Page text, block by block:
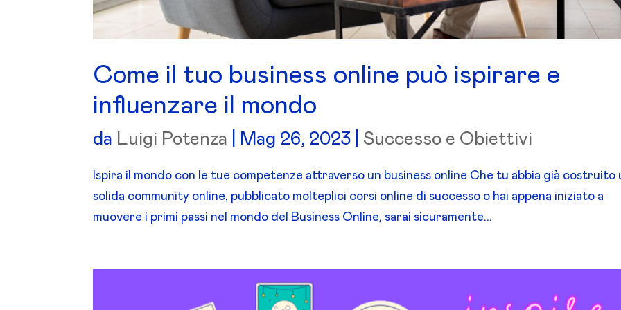
Come il tuo business online può ispirare e
influenzare il mondo
da Luigi Potenza Mag 26, 2023 |Successo e Obiettivi
Ispira il mondo con le tue competenze attraverso un business online Che tu abbia già costruito
solida community online, pubblicato molteplici corsi online di successo o hai appena iniziato a
muovere i primi passi nel mondo del Business Online, sarai sicuramente...